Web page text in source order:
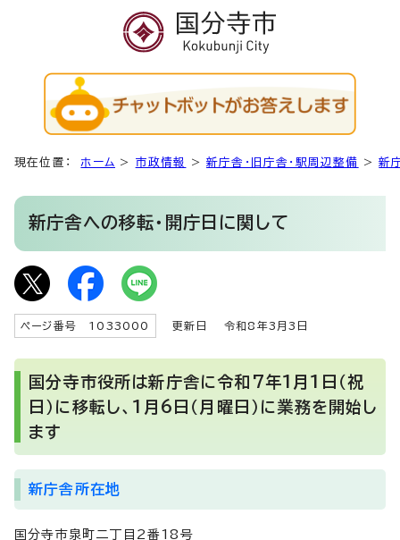
現在位置： ホーム > 市政情報 >新庁舎・旧庁舎・駅周辺整備 >新
新庁舎への移転・開庁日に関して
ページ番号 1033000 更新日 令和8年3月3日
国分寺市役所は新庁舎に令和7年1月1日（祝
日）に移転し、1月6日（月曜日）に業務を開始し
ます
新庁舎所在地
国分寺市泉町二丁目2番18号